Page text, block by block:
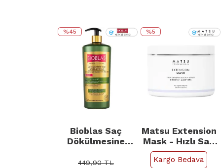
{
%45
Bioblas Saç
Dökülmesine
Şampuan 1000ml
449,90TL
{
%5
Matsu Extension
Mask - Hızlı Saç
Uzatmaya
Yardımcı Saç
Kargo Bedava